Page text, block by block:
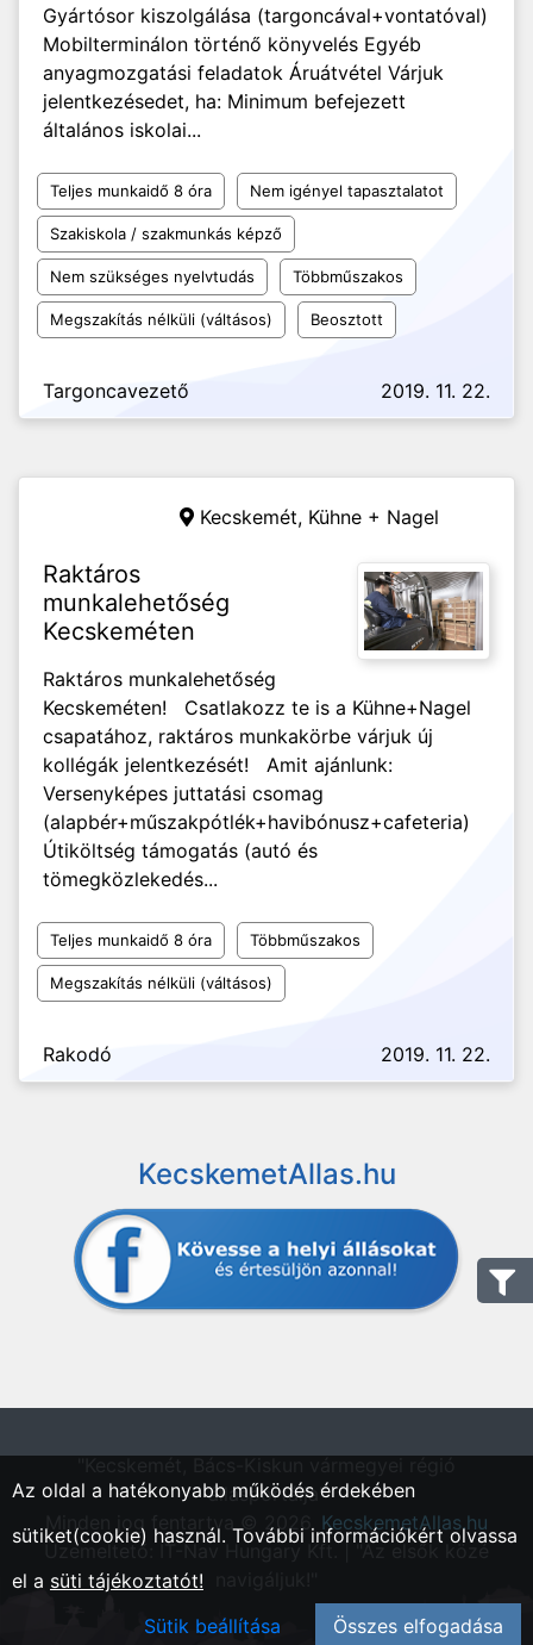
Gyártósor kiszolgálása (targoncával+vontatóval)
Mobilterminálon történő könyvelés Egyéb
anyagmozgatási feladatok Áruátvétel Várjuk
jelentkezésedet, ha: Minimum befejezett
általános iskolai...
Teljes munkaidő 8 óra Nem igényel tapasztalatot
Szakiskola / szakmunkás képző
Nem szükséges nyelvtudás Többműszakos
Megszakítás nélküli (váltásos) Beosztott
Targoncavezető 2019. 11. 22.
Kecskemét, Kühne + Nagel
Raktáros
munkalehetőség
Kecskeméten
Raktáros munkalehetőség
Kecskeméten! Csatlakozz te is a Kühne+Nagel
csapatához, raktáros munkakörbe várjuk új
kollégák jelentkezését! Amit ajánlunk:
Versenyképes juttatási csomag
(alapbér+műszakpótlék+havibónusz+cafeteria)
Útiköltség támogatás (autó és
tömegközlekedés...
Teljes munkaidő 8 óra Többműszakos
Megszakítás nélküli (váltásos)
Rakodó 2019. 11. 22.
KecskemetAllas.hu
állásportálja"
Minden jog fentartva © 2026. KecskemetAllas.hu
Üzemeltető: IT-Nav Hungary Kft. | "Az elsők közé
Az oldal a hatékonyabb működés érdekében
sütiket(cookie) használ. További információkért olvassa
el a süti tájékoztatót!
Sütik beállítása
Összes elfogadása